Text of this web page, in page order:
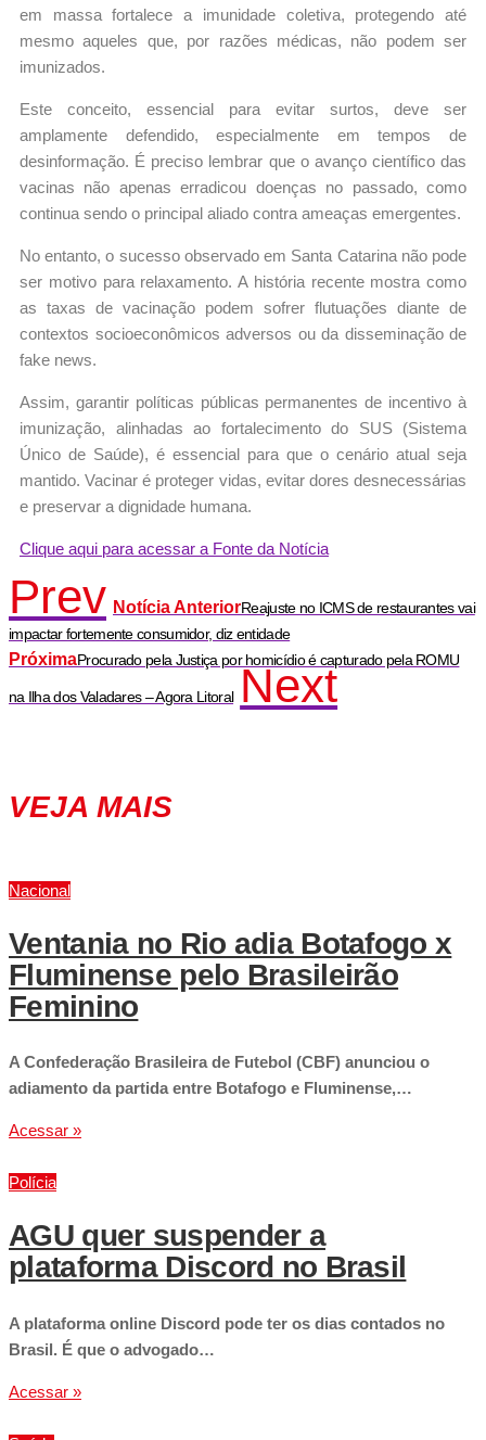
em massa fortalece a imunidade coletiva, protegendo até
mesmo aqueles que, por razões médicas, não podem ser
imunizados.
Este conceito, essencial para evitar surtos, deve ser
amplamente defendido, especialmente em tempos de
desinformação. É preciso lembrar que o avanço científico das
vacinas não apenas erradicou doenças no passado, como
continua sendo o principal aliado contra ameaças emergentes.
No entanto, o sucesso observado em Santa Catarina não pode
ser motivo para relaxamento. A história recente mostra como
as taxas de vacinação podem sofrer flutuações diante de
contextos socioeconômicos adversos ou da disseminação de
fake news.
Assim, garantir políticas públicas permanentes de incentivo à
imunização, alinhadas ao fortalecimento do SUS (Sistema
Único de Saúde), é essencial para que o cenário atual seja
mantido. Vacinar é proteger vidas, evitar dores desnecessárias
e preservar a dignidade humana.
Clique aqui para acessar a Fonte da Notícia
Prev Notícia AnteriorReajuste no ICMS de restaurantes vai
impactar fortemente consumidor, diz entidade
PróximaProcurado pela Justiça por homicídio é capturado pela ROMU
na Ilha dos Valadares – Agora Litoral Next
VEJA MAIS
Nacional
Ventania no Rio adia Botafogo x
Fluminense pelo Brasileirão
Feminino
A Confederação Brasileira de Futebol (CBF) anunciou o
adiamento da partida entre Botafogo e Fluminense,…
Acessar »
Polícia
AGU quer suspender a
plataforma Discord no Brasil
A plataforma online Discord pode ter os dias contados no
Brasil. É que o advogado…
Acessar »